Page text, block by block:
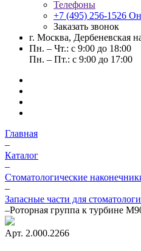
Телефоны
+7 (495) 256-1526
Заказать звонок
г. Москва, Дербеневская
Пн. – Чт.: с 9:00 до 18:00
Пн. – Пт.: с 9:00 до 17:00
Главная
–
Каталог
–
Стоматологические
–
Запасные части для
–Роторная группа к турбине
Арт. 2.000.2266